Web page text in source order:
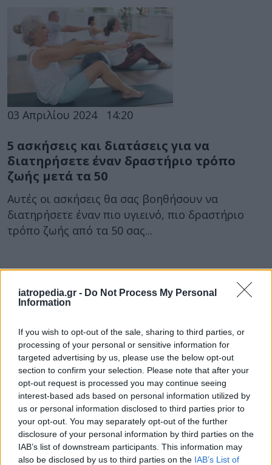
iatropedia.gr - Do Not Process My Personal
Information
If you wish to opt-out of the sale, sharing to third parties, or
processing of your personal or sensitive information for
targeted advertising by us, please use the below opt-out
section to confirm your selection. Please note that after your
opt-out request is processed you may continue seeing
interest-based ads based on personal information utilized by
us or personal information disclosed to third parties prior to
your opt-out. You may separately opt-out of the further
disclosure of your personal information by third parties on the
IAB’s list of downstream participants. This information may
also be disclosed by us to third parties on the IAB’s List of
03 Απριλίου 2024 14:20
5 ασκήσεις και διατάσεις για να
διατηρήσετε έναν δραστήριο τρόπο
ζωής μετά τα 50
Αυτές οι ασκήσεις θα σας βοηθήσουν να
διατηρήσετε έναν πιο υγιεινό, πιο δραστήριο
τρόπο ζωής από τα 50 σας...